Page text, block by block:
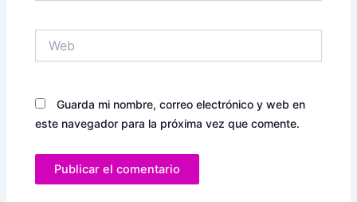
Guarda mi nombre, correo electrónico y web en
este navegador para la próxima vez que comente.